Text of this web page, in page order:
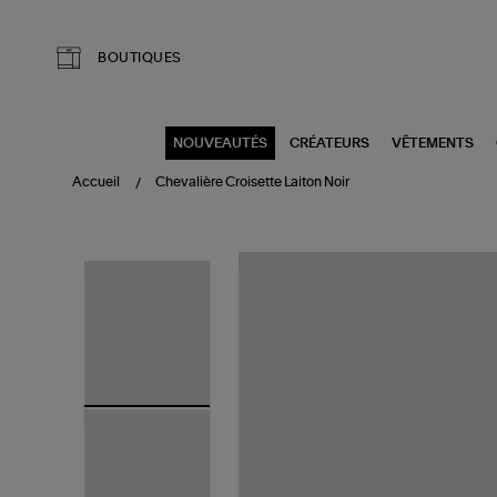
BOUTIQUES
NOUVEAUTÉS CRÉATEURS VÊTEMENTS
Accueil Chevalière Croisette Laiton Noir